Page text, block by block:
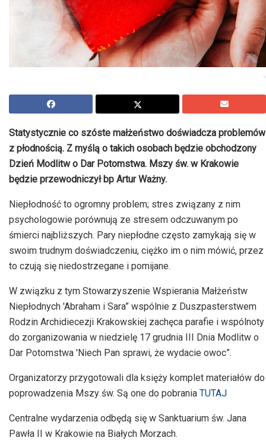
-
Statystycznie co szóste małżeństwo doświadcza problemów
z płodnością. Z myślą o takich osobach będzie obchodzony
Dzień Modlitw o Dar Potomstwa. Mszy św. w Krakowie
będzie przewodniczył bp Artur Ważny.
Niepłodność to ogromny problem; stres związany z nim
psychologowie porównują ze stresem odczuwanym po
śmierci najbliższych. Pary niepłodne często zamykają się w
swoim trudnym doświadczeniu, ciężko im o nim mówić, przez
to czują się niedostrzegane i pomijane.
W związku z tym Stowarzyszenie Wspierania Małżeństw
Niepłodnych 'Abraham i Sara” wspólnie z Duszpasterstwem
Rodzin Archidiecezji Krakowskiej zachęca parafie i wspólnoty
do zorganizowania w niedzielę 17 grudnia III Dnia Modlitw o
Dar Potomstwa 'Niech Pan sprawi, że wydacie owoc”.
Organizatorzy przygotowali dla księży komplet materiałów do
poprowadzenia Mszy św. Są one do pobrania TUTAJ
Centralne wydarzenia odbędą się w Sanktuarium św. Jana
Pawła II w Krakowie na Białych Morzach.